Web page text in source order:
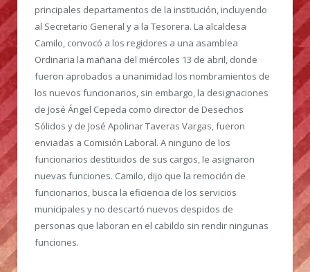
principales departamentos de la institución, incluyendo
al Secretario General y a la Tesorera. La alcaldesa
Camilo, convocó a los regidores a una asamblea
Ordinaria la mañana del miércoles 13 de abril, donde
fueron aprobados a unanimidad los nombramientos de
los nuevos funcionarios, sin embargo, la designaciones
de José Ángel Cepeda como director de Desechos
Sólidos y de José Apolinar Taveras Vargas, fueron
enviadas a Comisión Laboral. A ninguno de los
funcionarios destituidos de sus cargos, le asignaron
nuevas funciones. Camilo, dijo que la remoción de
funcionarios, busca la eficiencia de los servicios
municipales y no descartó nuevos despidos de
personas que laboran en el cabildo sin rendir ningunas
funciones.